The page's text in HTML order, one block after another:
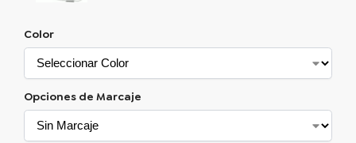
Color
Opciones de Marcaje